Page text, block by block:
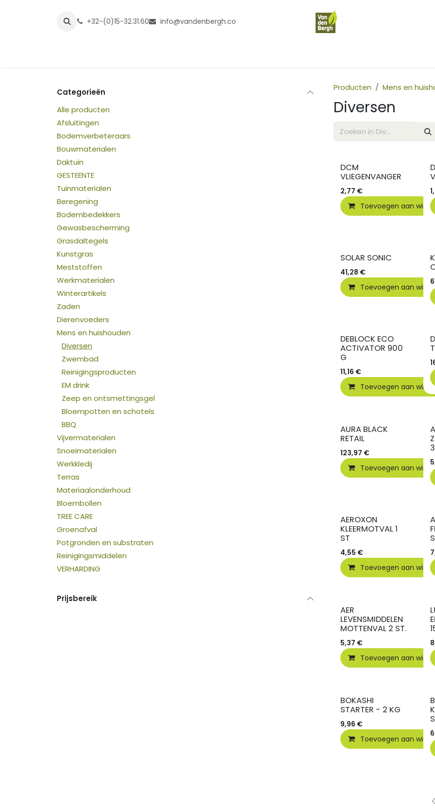
+32-(0)15-32.31.60 info@vandenbergh.co
Categorieën
Alle producten
Afsluitingen
Bodemverbeteraars
Bouwmaterialen
Daktuin
GESTEENTE
Tuinmaterialen
Beregening
Bodembedekkers
Gewasbescherming
Grasdaltegels
Kunstgras
Meststoffen
Werkmaterialen
Winterartikels
Zaden
Dierenvoeders
Mens en huishouden
Diversen
Zwembad
Reinigingsproducten
EM drink
Zeep en ontsmettingsgel
Bloempotten en schotels
BBQ
Vijvermaterialen
Snoeimaterialen
Werkkledij
Terras
Materiaalonderhoud
Bloembollen
TREE CARE
Groenafval
Potgronden en substraten
Reinigingsmiddelen
VERHARDING
Prijsbereik
Producten Mens en
Diversen
DCM
VLIEGENVANGER
2,77 €
Toevoegen aan
SOLAR SONIC
41,28 €
Toevoegen aan
DEBLOCK ECO
ACTIVATOR 900
G
11,16 €
Toevoegen aan
AURA BLACK
RETAIL
123,97 €
Toevoegen aan
AEROXON
KLEERMOTVAL 1
ST
4,55 €
Toevoegen aan
AER
LEVENSMIDDELEN
MOTTENVAL 2 ST.
5,37 €
Toevoegen aan
BOKASHI
STARTER - 2 KG
9,96 €
Toevoegen aan